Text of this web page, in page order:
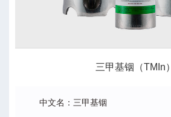
三甲基铟（TMIn）
中文名：三甲基铟